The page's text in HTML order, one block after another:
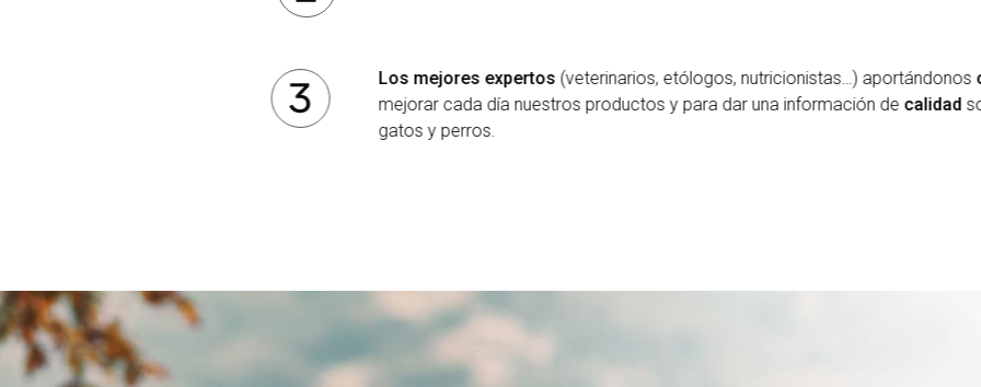
Los mejores expertos(veterinarios, etólogos, nutricionistas…)
mejorar cada día nuestros productos y para dar una información decalidad
gatos y perros.